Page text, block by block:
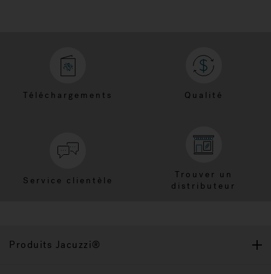
Téléchargements Qualité
Service clientèle
Trouver un
distributeur
Produits Jacuzzi®